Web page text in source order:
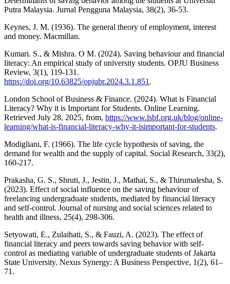
Putra Malaysia. Jurnal Pengguna Malaysia, 38(2), 36-53.
Keynes, J. M. (1936). The general theory of employment, interest
and money. Macmillan.
Kumari. S., & Mishra. O M. (2024). Saving behaviour and financial
literacy: An empirical study of university students. OPJU Business
Review, 3(1), 119-131.
https://doi.org/10.63825/opjubr.2024.3.1.851 .
London School of Business & Finance. (2024). What is Financial
Literacy? Why it is Important for Students. Online Learning.
Retrieved July 28, 2025, from, https://www.lsbf.org.uk/blog/online-
learning/what-is-financial-literacy-why-it-isimportant-for-students.
Modigliani, F. (1966). The life cycle hypothesis of saving, the
demand for wealth and the supply of capital. Social Research, 33(2),
160-217.
Prakasha, G. S., Shruti, J., Jestin, J., Mathai, S., & Thirumalesha, S.
(2023). Effect of social influence on the saving behaviour of
freelancing undergraduate students, mediated by financial literacy
and self-control. Journal of nursing and social sciences related to
health and illness, 25(4), 298-306.
Setyowati, E., Zulaihati, S., & Fauzi, A. (2023). The effect of
financial literacy and peers towards saving behavior with self-
control as mediating variable of undergraduate students of Jakarta
State University. Nexus Synergy: A Business Perspective, 1(2), 61–
71.